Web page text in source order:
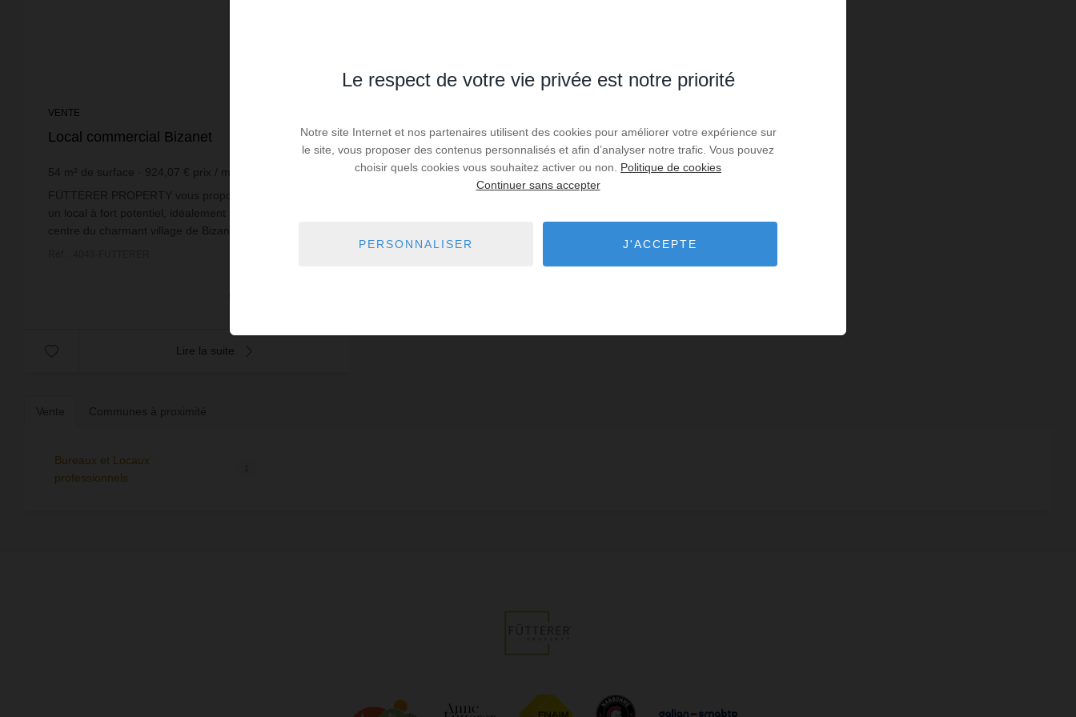
VENTE
Local commercial Bizanet
54 m² de surface 924,07 € prix / m²
FÜTTERER PROPERTY vous propose en exclusivité
un local à fort potentiel, idéalement situé dans le
centre du charmant village de Bizanet, à seulement 15
Lire la suite
Vente Communes à proximité
Bureaux et Locaux
professionnels
Le respect de votre vie privée est notre priorité
Notre site Internet et nos partenaires utilisent des cookies pour améliorer votre expérience sur
le site, vous proposer des contenus personnalisés et afin d’analyser notre trafic. Vous pouvez
choisir quels cookies vous souhaitez activer ou non. Politique de cookies
Continuer sans accepter
PERSONNALISER J'ACCEPTE